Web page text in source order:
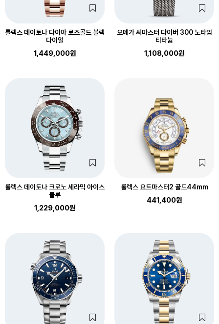
롤렉스 데이토나 다이아 로즈골드 블랙
다이얼
1,449,000원
오메가 씨마스터 다이버 300 노타임
티타늄
1,108,000원
롤렉스 데이토나 크로노 세라믹 아이스
블루
1,229,000원
롤렉스 요트마스터2 골드44mm
441,400원